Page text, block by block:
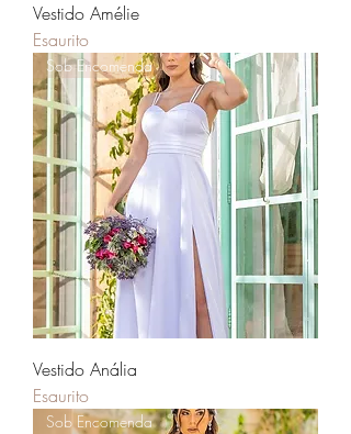
Vestido Amélie
Esaurito
Sob Encomenda
Vestido Anália
Esaurito
Sob Encomenda